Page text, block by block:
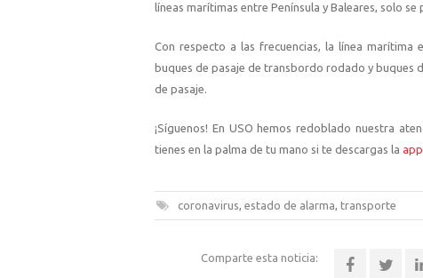
líneas marítimas entre Península y Baleares, solo
Con respecto a las frecuencias, la línea
buques de pasaje de transbordo rodado y buques
de pasaje.
¡Síguenos! En USO hemos redoblado nuestra
tienes en la palma de tu mano si te descargas la
coronavirus, estado de alarma, transporte
Comparte esta noticia: